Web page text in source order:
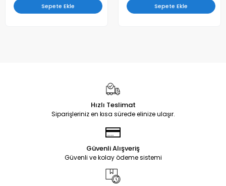
Sepete Ekle Sepete Ekle
Hızlı Teslimat
Siparişleriniz en kısa sürede elinize ulaşır.
Güvenli Alışveriş
Güvenli ve kolay ödeme sistemi